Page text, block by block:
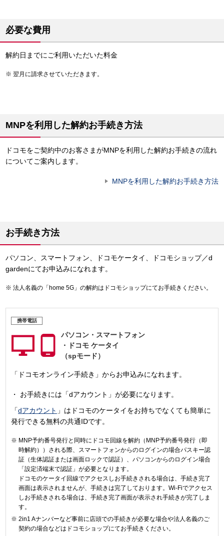
必要な費用
解約日までにご利用いただいた料金
翌月に請求させていただきます。
MNPを利用した解約お手続き方法
ドコモをご契約中のお客さまがMNPを利用した解約お手続きの流れ
についてご案内します。
MNPを利用した解約お手続き方法
お手続き方法
パソコン、スマートフォン、ドコモケータイ、ドコモショップ／d
gardenにてお申込みになれます。
法人名義の「home 5G」の解約はドコモショップにてお手続きください。
携帯電話
パソコン・ スマートフォン
・
ドコモ ケータイ
（spモード）
「ドコモオンライン手続き」からお申込みになれます。
お手続きには「dアカウント」が必要になります。
「dアカウント 」はドコモのケータイをお持ちでなくても簡単に
発行できる無料の共通IDです。
MNP予約番号発行と同時にドコモ回線を解約（MNP予約番号発行（即
時解約））される際、スマートフォンからのログインの場合パスキー認
証（生体認証または画面ロックで認証）、パソコンからのログイン場合
「設定済端末で認証」が必要となります。
ドコモのケータイ回線でアクセスしお手続きされる場合は、手続き完了
画面は表示されませんが、手続きは完了しております。Wi-Fiでアクセス
しお手続きされる場合は、手続き完了画面が表示され手続きが完了しま
す。
2in1 Aナンバーなど事前に店頭での手続きが必要な場合や法人名義のご
契約の場合などはドコモショップにてお手続きください。